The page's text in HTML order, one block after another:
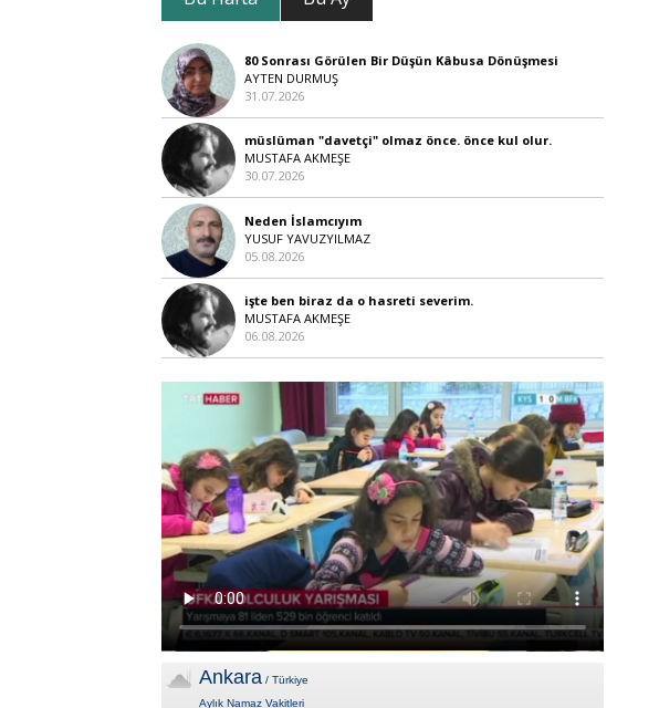
80 Sonrası Görülen Bir Düşün Kâbusa Dönüşmesi
AYTEN DURMUŞ
31.07.2026
müslüman "davetçi" olmaz önce. önce kul olur.
MUSTAFA AKMEŞE
30.07.2026
Neden İslamcıyım
YUSUF YAVUZYILMAZ
05.08.2026
işte ben biraz da o hasreti severim.
MUSTAFA AKMEŞE
06.08.2026